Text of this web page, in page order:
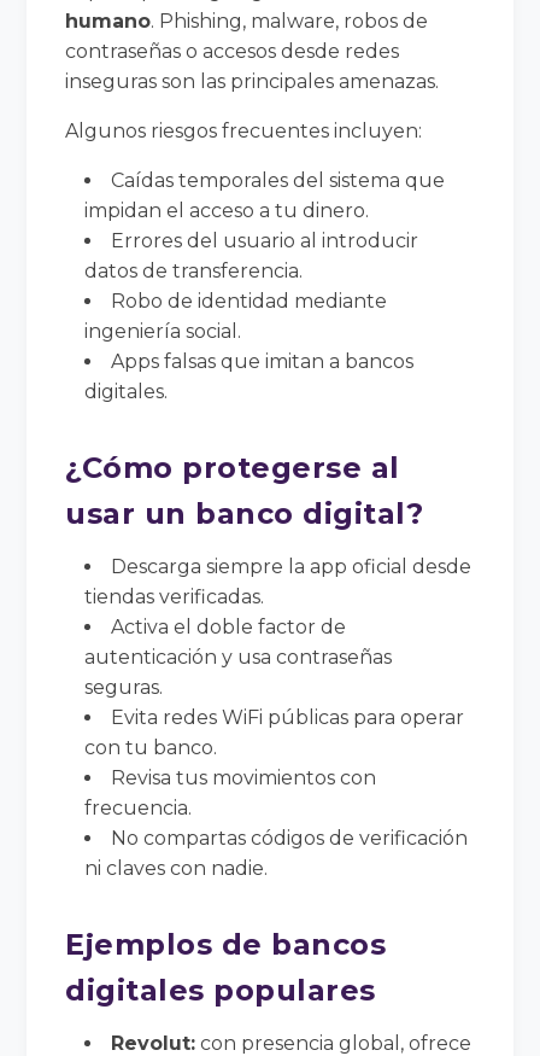
humano. Phishing, malware, robos de
contraseñas o accesos desde redes
inseguras son las principales amenazas.
Algunos riesgos frecuentes incluyen:
Caídas temporales del sistema que
impidan el acceso a tu dinero.
Errores del usuario al introducir
datos de transferencia.
Robo de identidad mediante
ingeniería social.
Apps falsas que imitan a bancos
digitales.
¿Cómo protegerse al
usar un banco digital?
Descarga siempre la app oficial desde
tiendas verificadas.
Activa el doble factor de
autenticación y usa contraseñas
seguras.
Evita redes WiFi públicas para operar
con tu banco.
Revisa tus movimientos con
frecuencia.
No compartas códigos de verificación
ni claves con nadie.
Ejemplos de bancos
digitales populares
Revolut: con presencia global, ofrece